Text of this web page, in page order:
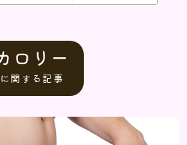
ロリー
に関する記事